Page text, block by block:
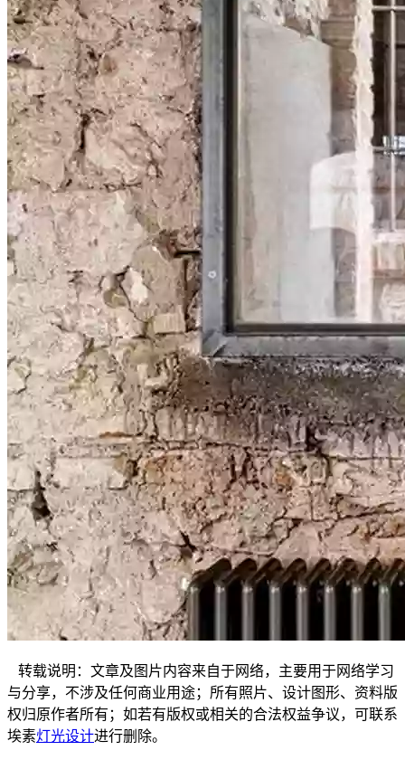
转载说明：文章及图片内容来自于网络，主要用于网络学习
与分享，不涉及任何商业用途；所有照片、设计图形、资料版
权归原作者所有；如若有版权或相关的合法权益争议，可联系
埃素灯光设计进行删除。